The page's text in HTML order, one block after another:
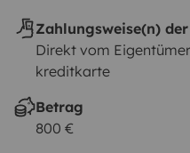
Zahlungsweise(n)
Direkt vom
kreditkarte
Betrag
800 €